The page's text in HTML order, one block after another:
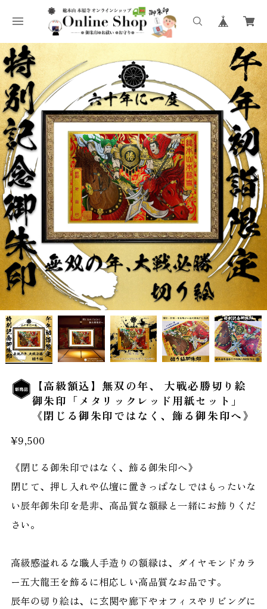
【高級額込】無双の年、 大戦必勝切り絵
御朱印「メタリックレッド用紙セット」
《閉じる御朱印ではなく、飾る御朱印へ》
¥9,500
《閉じる御朱印ではなく、飾る御朱印へ》
閉じて、押し入れや仏壇に置きっぱなしではもったいな
い辰年御朱印を是非、高品質な額縁と一緒にお飾りくだ
さい。
高級感溢れるな職人手造りの額縁は、ダイヤモンドカラ
ー五大龍王を飾るに相応しい高品質なお品です。
辰年の切り絵は、に玄関や廊下やオフィスやリビングに